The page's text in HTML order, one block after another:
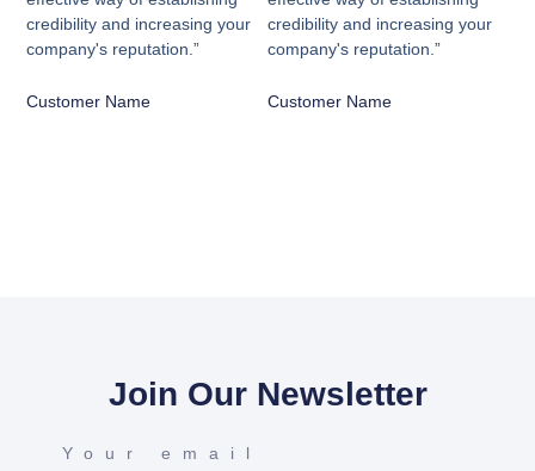
credibility and increasing your
company's reputation.”
Customer Name
credibility and increasing your
company's reputation.”
Customer Name
Join Our Newsletter